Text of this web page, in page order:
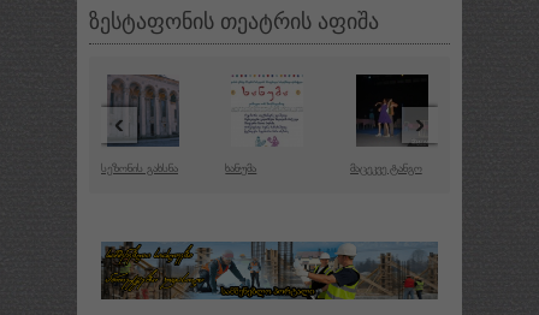
ზესტაფონის თეატრის აფიშა
სეზონის გახსნა ხანუმა მაცეკვე ტანგო
‹ ›